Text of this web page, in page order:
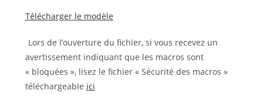
Télécharger le modèle
Lors de l’ouverture du fichier, si vous recevez un
avertissement indiquant que les macros sont
« bloquées », lisez le fichier « Sécurité des macros »
téléchargeable ici